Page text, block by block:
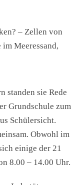
– Zellen von
Meeressand,
standen sie Rede
Grundschule zum
Schülersicht.
Obwohl im
einige der 21
8.00 – 14.00 Uhr.